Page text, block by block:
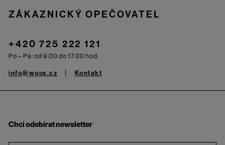
ZÁKAZNICKÝ OPEČOVATEL
+420 725 222 121
Po – Pá: od 9.00 do 17.00 hod.
info@woox.cz Kontakt
Chci odebírat newsletter